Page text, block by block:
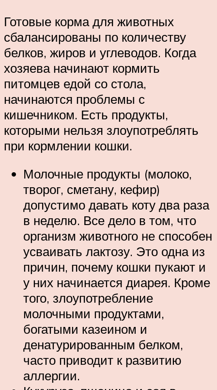
Готовые корма для животных
сбалансированы по количеству
белков, жиров и углеводов. Когда
хозяева начинают кормить
питомцев едой со стола,
начинаются проблемы с
кишечником. Есть продукты,
которыми нельзя злоупотреблять
при кормлении кошки.
Молочные продукты (молоко,
творог, сметану, кефир)
допустимо давать коту два раза
в неделю. Все дело в том, что
организм животного не способен
усваивать лактозу. Это одна из
причин, почему кошки пукают и
у них начинается диарея. Кроме
того, злоупотребление
молочными продуктами,
богатыми казеином и
денатурированным белком,
часто приводит к развитию
аллергии.